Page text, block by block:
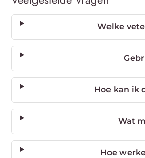
Welke
Hoe kan ik
Wat
Hoe